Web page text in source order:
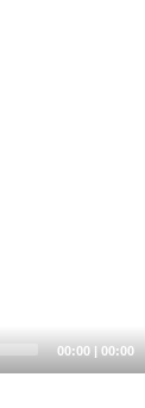
Current
00:00 | Total
00:00